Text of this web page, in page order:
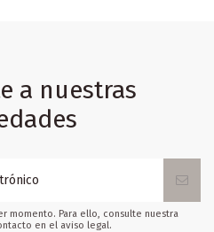
a nuestras
momento. Para ello, consulte nuestra
en el aviso legal.